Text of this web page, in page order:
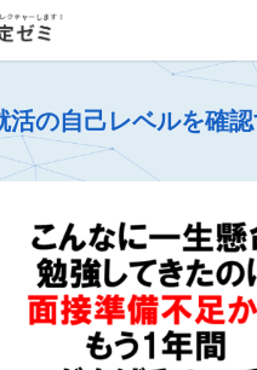
活の自己レベルを確認